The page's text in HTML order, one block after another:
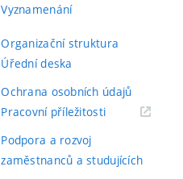
Vyznamenání
Organizační struktura
Úřední deska
Ochrana osobních údajů
Pracovní příležitosti(externí
Podpora a rozvoj
zaměstnanců a studujících